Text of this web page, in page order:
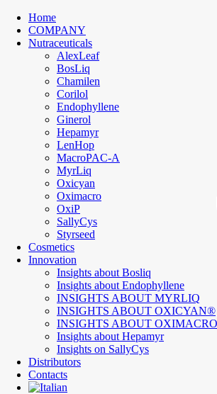
Home
COMPANY
Nutraceuticals
AlexLeaf
BosLiq
Chamilen
Corilol
Endophyllene
Ginerol
Hepamyr
LenHop
MacroPAC-A
MyrLiq
Oxicyan
Oximacro
OxiP
SallyCys
Styrseed
Cosmetics
Innovation
Insights about Bosliq
Insights about Endophyllene
INSIGHTS ABOUT MYRLIQ
INSIGHTS ABOUT OXICYAN®
INSIGHTS ABOUT OXIMACRO
Insights about Hepamyr
Insights on SallyCys
Distributors
Contacts
CONTACT
REQUEST INFORMATION
Abel Nutraceuticals S.r.l.
Via Paolo Veronese, 202 10148 Torino
+39 011 065 80 04
info@biosfered.com